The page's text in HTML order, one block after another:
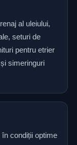
al uleiului,
seturi de
pentru etrier
simeringuri
condiții optime